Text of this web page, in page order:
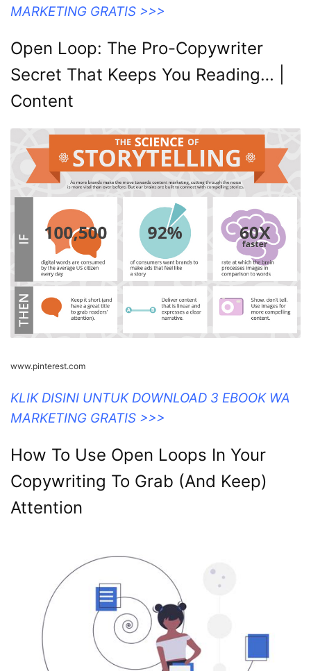
MARKETING GRATIS >>>
Open Loop: The Pro-Copywriter
Secret That Keeps You Reading… |
Content
www.pinterest.com
KLIK DISINI UNTUK DOWNLOAD 3 EBOOK WA
MARKETING GRATIS >>>
How To Use Open Loops In Your
Copywriting To Grab (And Keep)
Attention